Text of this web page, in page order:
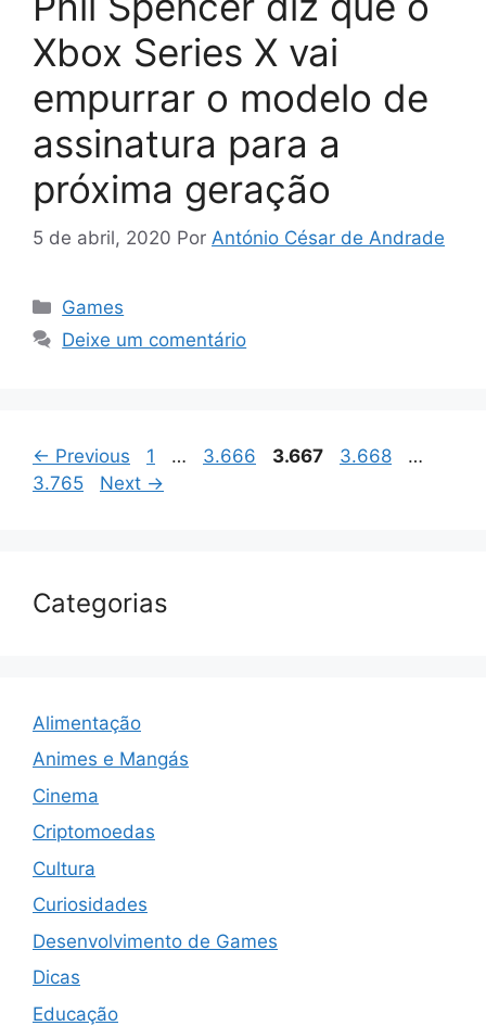
Xbox Series X vai
empurrar o modelo de
assinatura para a
próxima geração
5 de abril, 2020 Por António César de Andrade
Categorias
Games
Deixe um comentário
← Previous Page
1 … Page
3.666 Page
3.667 Page
3.668 …
3.765
Next →
Categorias
Alimentação
Animes e Mangás
Cinema
Criptomoedas
Cultura
Curiosidades
Desenvolvimento de Games
Dicas
Educação